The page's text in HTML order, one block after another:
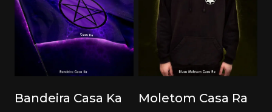
Bandeira Casa Ka Moletom Casa Ra